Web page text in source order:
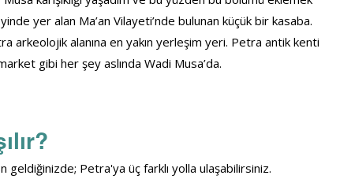
yer alan Ma’an Vilayeti’nde bulunan küçük bir kasaba.
arkeolojik alanına en yakın yerleşim yeri. Petra antik kenti
gibi her şey aslında Wadi Musa’da.
geldiğinizde; Petra'ya üç farklı yolla ulaşabilirsiniz.